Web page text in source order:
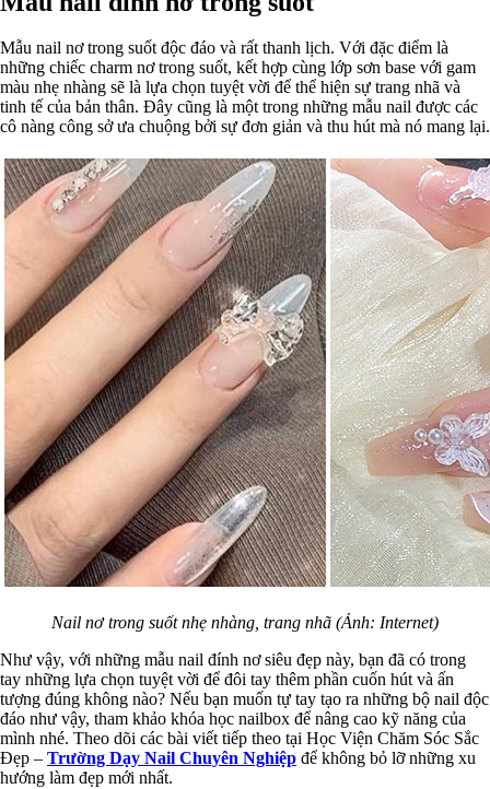
Mẫu nail nơ trong suốt độc đáo và rất thanh lịch. Với đặc điểm là
những chiếc charm nơ trong suốt, kết hợp cùng lớp sơn base với gam
màu nhẹ nhàng sẽ là lựa chọn tuyệt vời để thể hiện sự trang nhã và
tinh tế của bản thân. Đây cũng là một trong những mẫu nail được các
cô nàng công sở ưa chuộng bởi sự đơn giản và thu hút mà nó mang lại.
Nail nơ trong suốt nhẹ nhàng, trang nhã (Ảnh: Internet)
Như vậy, với những mẫu nail đính nơ siêu đẹp này, bạn đã có trong
tay những lựa chọn tuyệt vời để đôi tay thêm phần cuốn hút và ấn
tượng đúng không nào? Nếu bạn muốn tự tay tạo ra những bộ nail độc
đáo như vậy, tham khảo khóa học nailbox để nâng cao kỹ năng của
mình nhé. Theo dõi các bài viết tiếp theo tại Học Viện Chăm Sóc Sắc
Đẹp – Trường Dạy Nail Chuyên Nghiệp để không bỏ lỡ những xu
hướng làm đẹp mới nhất.